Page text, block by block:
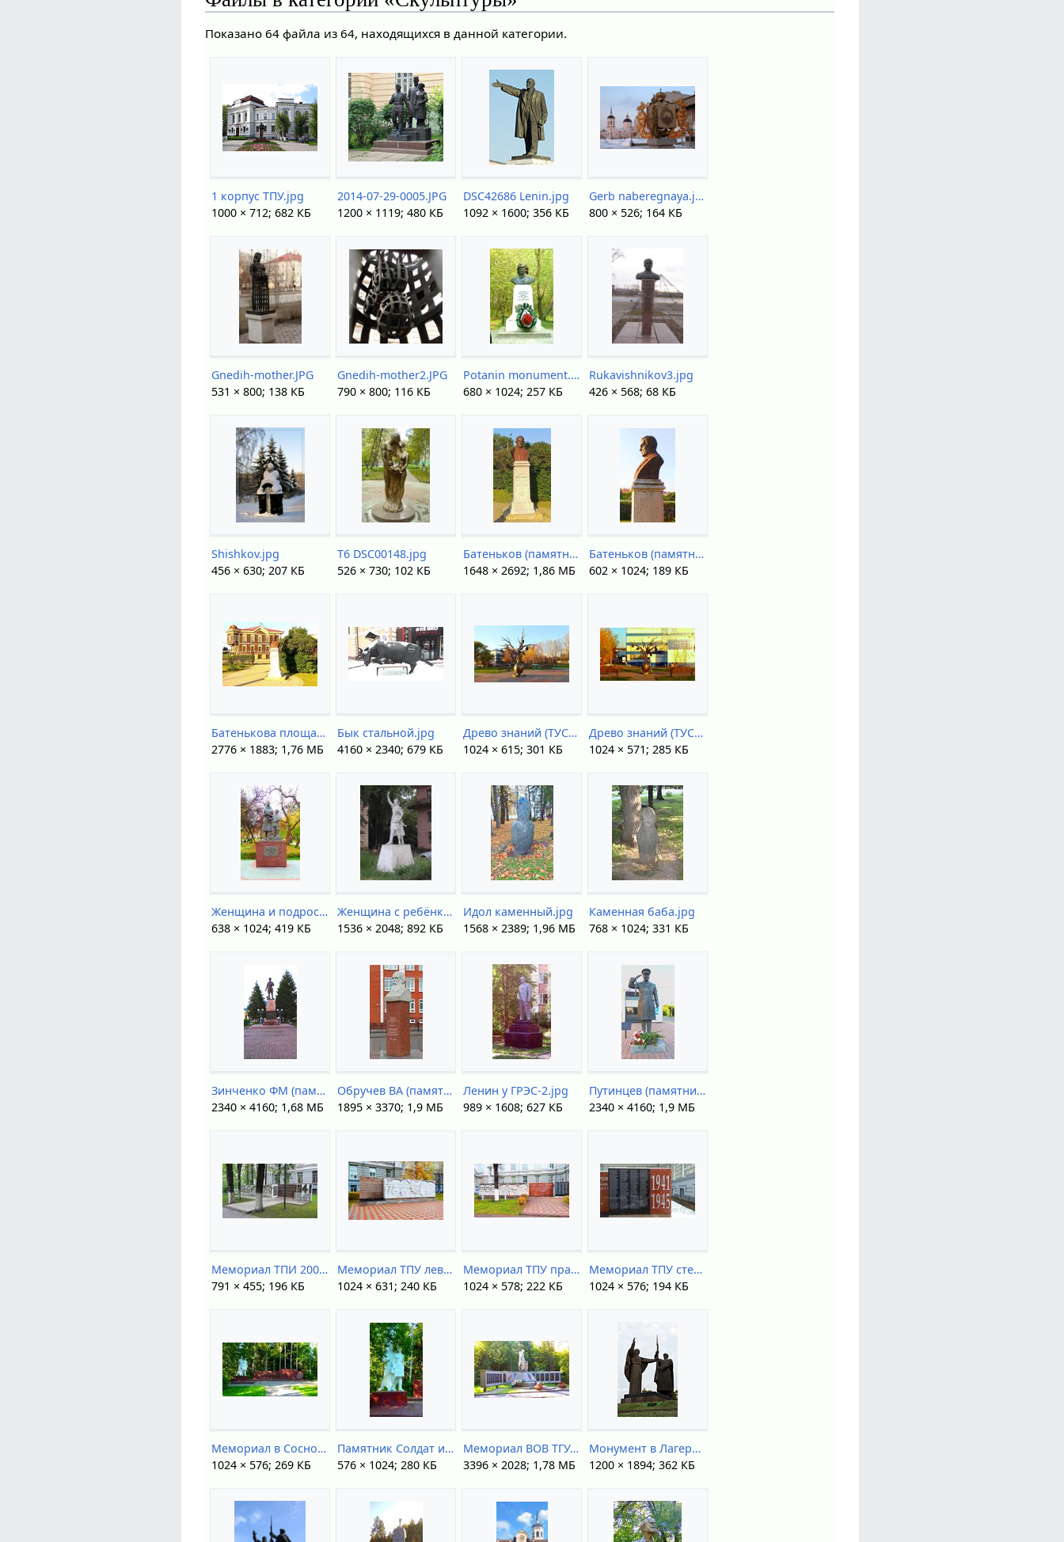
Показано 64 файла из 64, находящихся в данной категории.
1 корпус ТПУ.jpg
1000 × 712; 682 КБ
2014-07-29-0005.JPG
1200 × 1119; 480 КБ
DSC42686 Lenin.jpg
1092 × 1600; 356 КБ
Gerb naberegnaya.jpg
800 × 526; 164 КБ
Gnedih-mother.JPG
531 × 800; 138 КБ
Gnedih-mother2.JPG
790 × 800; 116 КБ
Potanin monument.jpg
680 × 1024; 257 КБ
Rukavishnikov3.jpg
426 × 568; 68 КБ
Shishkov.jpg
456 × 630; 207 КБ
T6 DSC00148.jpg
526 × 730; 102 КБ
Батеньков (памятник анфас).jpg
1648 × 2692; 1,86 МБ
Батеньков (памятник профиль).jpg
602 × 1024; 189 КБ
Батенькова площадь (памятник).jpg
2776 × 1883; 1,76 МБ
Бык стальной.jpg
4160 × 2340; 679 КБ
Древо знаний (ТУСУР Вершинина).jpg
1024 × 615; 301 КБ
Древо знаний (ТУСУР).jpg
1024 × 571; 285 КБ
Женщина и подросток (памятник).jpg
638 × 1024; 419 КБ
Женщина с ребёнком на Комсомольском.JPG
1536 × 2048; 892 КБ
Идол каменный.jpg
1568 × 2389; 1,96 МБ
Каменная баба.jpg
768 × 1024; 331 КБ
Зинченко ФМ (памятник).jpg
2340 × 4160; 1,68 МБ
Обручев ВА (памятник).jpg
1895 × 3370; 1,9 МБ
Ленин у ГРЭС-2.jpg
989 × 1608; 627 КБ
Путинцев (памятник вид 1).jpg
2340 × 4160; 1,9 МБ
Мемориал ТПИ 2000.jpg
791 × 455; 196 КБ
Мемориал ТПУ левая часть.jpg
1024 × 631; 240 КБ
Мемориал ТПУ правая часть.jpg
1024 × 578; 222 КБ
Мемориал ТПУ стела памяти.jpg
1024 × 576; 194 КБ
Мемориал в Сосновом бору.jpg
1024 × 576; 269 КБ
Памятник Солдат и Санинструктор.jpg
576 × 1024; 280 КБ
Мемориал ВОВ ТГУ.jpg
3396 × 2028; 1,78 МБ
Монумент в Лагерном саду - IMG 0871 1.jpg
1200 × 1894; 362 КБ